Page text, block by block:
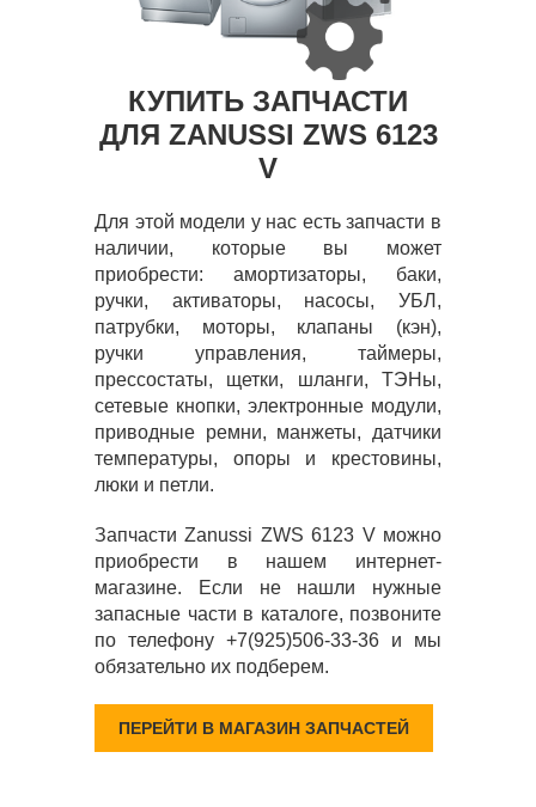
КУПИТЬ ЗАПЧАСТИ
ДЛЯ ZANUSSI ZWS 6123
V
Для этой модели у нас есть запчасти в
наличии, которые вы может
приобрести: амортизаторы, баки,
ручки, активаторы, насосы, УБЛ,
патрубки, моторы, клапаны (кэн),
ручки управления, таймеры,
прессостаты, щетки, шланги, ТЭНы,
сетевые кнопки, электронные модули,
приводные ремни, манжеты, датчики
температуры, опоры и крестовины,
люки и петли.
Запчасти Zanussi ZWS 6123 V можно
приобрести в нашем интернет-
магазине. Если не нашли нужные
запасные части в каталоге, позвоните
по телефону +7(925)506-33-36 и мы
обязательно их подберем.
ПЕРЕЙТИ В МАГАЗИН ЗАПЧАСТЕЙ